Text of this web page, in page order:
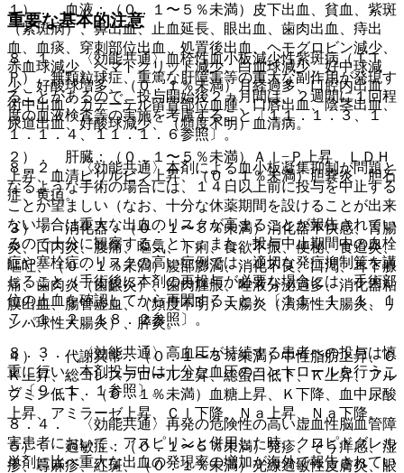
重要な基本的注意
８．１． 〈効能共通〉血栓性血小板減少性紫斑病（ＴＴ
Ｐ）、無顆粒球症、重篤な肝障害等の重大な副作用が発現す
ることがあるので、投与開始後２ヵ月間は、２週間に１回程
度の血液検査等の実施を考慮すること〔１１．１．３、１
１．１．４、１１．１．６参照〕。
８．２． 〈効能共通〉本剤による血小板凝集抑制が問題と
なるような手術の場合には、１４日以上前に投与を中止する
ことが望ましい（なお、十分な休薬期間を設けることが出来
ない場合は重大な出血のリスクが高まることが報告されてい
るので十分に観察すること）、また、投与中止期間中の血栓
症や塞栓症のリスクの高い症例では、適切な発症抑制策を講
じること（手術後に本剤の再投与が必要な場合には、手術部
位の止血を確認してから再開すること）〔１１．１．１、１
７．１．２、１８．２参照〕。
８．３． 〈効能共通〉高血圧が持続する患者への投与は慎
重に行い、本剤投与中は十分な血圧のコントロールを行うこ
と〔９．１．１参照〕。
８．４． 〈効能共通〉再発の危険性の高い虚血性脳血管障
害患者において、アスピリンと併用した時、クロピドグレル
単剤に比べ重大な出血の発現率の増加が海外で報告されてい
１）． 血液：（０．１〜５％未満）皮下出血、貧血、紫斑
（紫斑病）、鼻出血、止血延長、眼出血、歯肉出血、痔出
血、血痰、穿刺部位出血、処置後出血、ヘモグロビン減少、
赤血球減少、ヘマトクリット減少、白血球減少、好中球減
少、好酸球増多、（０．１％未満）月経過多、口腔内出血、
術中出血、カテーテル留置部位血腫、口唇出血、陰茎出血、
尿道出血、好酸球減少、（頻度不明）血清病。
２）． 肝臓：（０．１〜５％未満）Ａｌ−Ｐ上昇、ＬＤＨ
上昇、血清ビリルビン上昇、（０．１％未満）胆嚢炎、胆石
症、黄疸。
３）． 消化器：（０．１〜５％未満）消化器不快感、胃腸
炎、口内炎、腹痛、嘔気、下痢、食欲不振、便秘、食道炎、
嘔吐、（０．１％未満）腹部膨満、消化不良、口渇、耳下腺
痛、歯肉炎（歯齦炎）、歯肉腫脹、唾液分泌過多、消化器粘
膜出血、腸管虚血、（頻度不明）大腸炎（潰瘍性大腸炎、リ
ンパ球性大腸炎）、膵炎。
４）． 代謝異常：（０．１〜５％未満）中性脂肪上昇、Ｃ
Ｋ上昇、総コレステロール上昇、総蛋白低下、Ｋ上昇、アル
ブミン低下、（０．１％未満）血糖上昇、Ｋ下降、血中尿酸
上昇、アミラーゼ上昇、Ｃｌ下降、Ｎａ上昇、Ｎａ下降。
５）． 過敏症：（０．１〜５％未満）発疹、そう痒感、湿
疹、蕁麻疹、紅斑、（０．１％未満）光線過敏性皮膚炎、眼